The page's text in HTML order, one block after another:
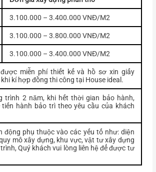
3.100.000 – 3.400.000 VNĐ/M2
3.100.000 – 3.800.000 VNĐ/M2
3.100.000 – 3.400.000 VNĐ/M2
miễn phí thiết kế và hồ sơ xin giấy
kí hợp đồng thi công tại House ideal.
trình 2 năm, khi hết thời gian bảo hành,
tiến hành bảo trì theo yêu cầu của khách
động phụ thuộc vào các yếu tố như: diện
mô xây dựng, khu vực, vật tư xây dựng
Quý khách vui lòng liên hệ để được tư